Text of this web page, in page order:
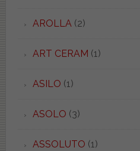
AROLLA(2)
ART CERAM (1)
ASILO (1)
ASOLO (3)
ASSOLUTO (1)